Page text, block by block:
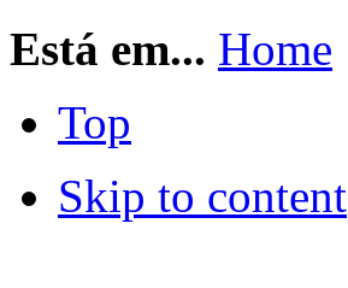
Está em... Home
Top
Skip to content